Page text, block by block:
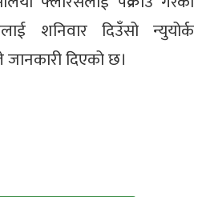
शनिवार दिउँसो न्युयोर्क
दिएको छ।